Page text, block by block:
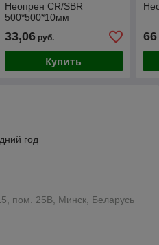
Неопрен CR/SBR
500*500*10мм
33,06руб.
Купить
66
год
пом. 25В, Минск, Беларусь